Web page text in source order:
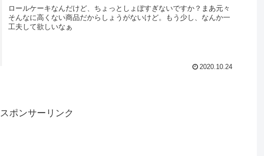
ロールケーキなんだけど、ちょっとしょぼすぎないですか？まあ元々
そんなに高くない商品だからしょうがないけど。もう少し、なんか一
工夫して欲しいなぁ
2020.10.24
スポンサーリンク